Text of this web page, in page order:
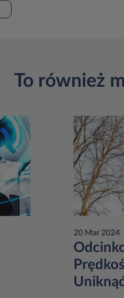
To również
20 Mar 2024